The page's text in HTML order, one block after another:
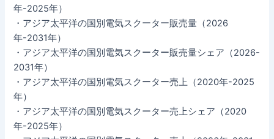
年-2025年）
・アジア太平洋の国別電気スクーター販売量（2026
年-2031年）
・アジア太平洋の国別電気スクーター販売量シェア（2026-
2031年）
・アジア太平洋の国別電気スクーター売上（2020年-2025
年）
・アジア太平洋の国別電気スクーター売上シェア（2020
年-2025年）